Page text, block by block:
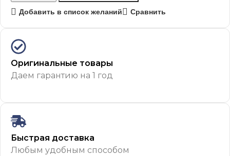
Добавить в список желаний Сравнить
Оригинальные товары
Даем гарантию на 1 год
Быстрая доставка
Любым удобным способом